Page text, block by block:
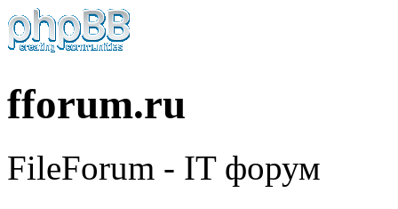
fforum.ru
FileForum - IT форум